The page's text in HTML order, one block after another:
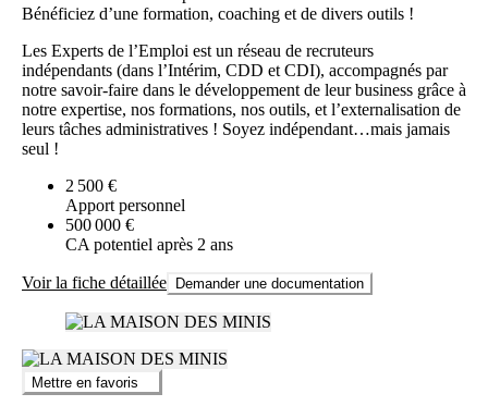
Bénéficiez d’une formation, coaching et de divers outils !
Les Experts de l’Emploi est un réseau de recruteurs
indépendants (dans l’Intérim, CDD et CDI), accompagnés par
notre savoir-faire dans le développement de leur business grâce à
notre expertise, nos formations, nos outils, et l’externalisation de
leurs tâches administratives ! Soyez indépendant…mais jamais
seul !
2 500 €
Apport personnel
500 000 €
CA potentiel après 2 ans
Voir la fiche détaillée Demander une documentation
Mettre en favoris